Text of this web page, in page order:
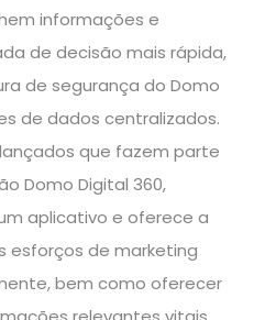
informações e
de decisão mais rápida,
de segurança do Domo
de dados centralizados.
que fazem parte
Domo Digital 360,
aplicativo e oferece a
esforços de marketing
bem como oferecer